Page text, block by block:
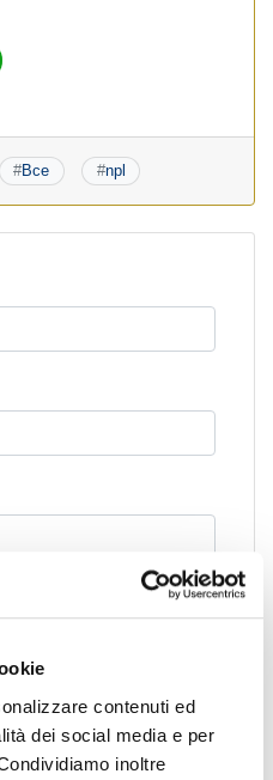
contenuti ed
dei social media e per
inoltre
#Bce #npl